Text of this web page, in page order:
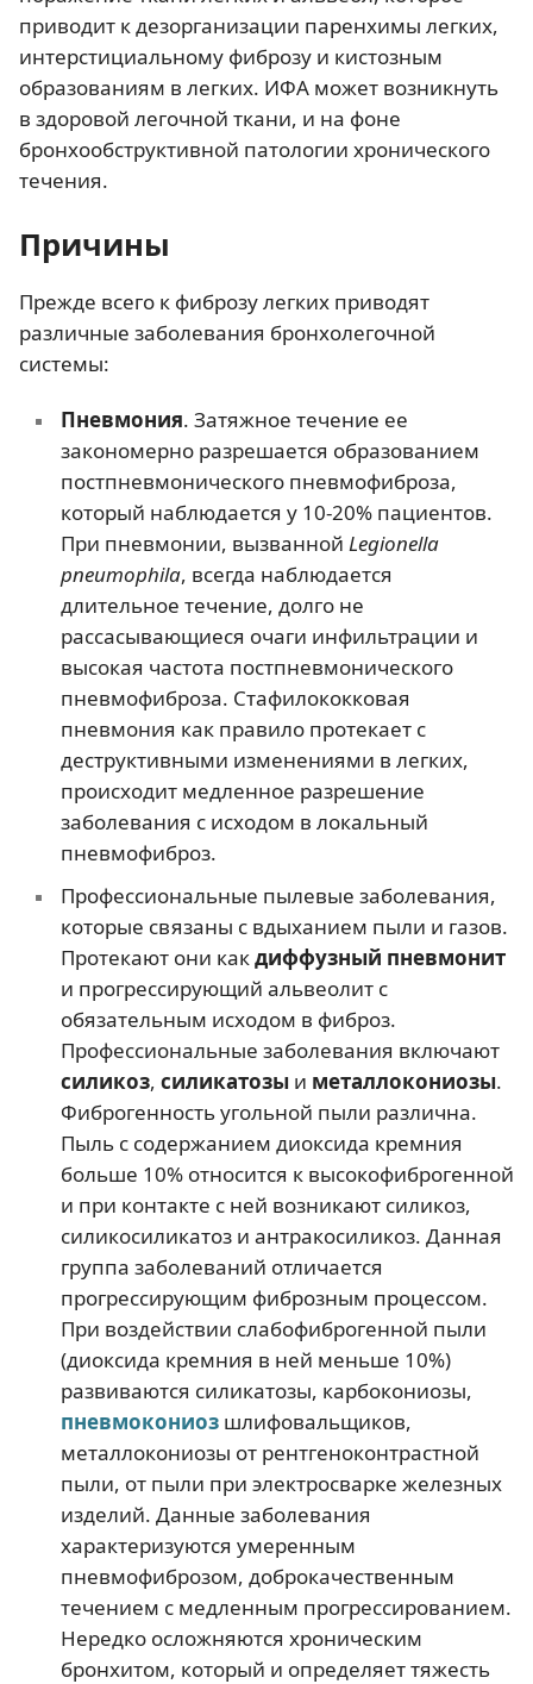
приводит к дезорганизации паренхимы легких,
интерстициальному фиброзу и кистозным
образованиям в легких. ИФА может возникнуть
в здоровой легочной ткани, и на фоне
бронхообструктивной патологии хронического
течения.
Причины
Прежде всего к фиброзу легких приводят
различные заболевания бронхолегочной
системы:
Пневмония. Затяжное течение ее
закономерно разрешается образованием
постпневмонического пневмофиброза,
который наблюдается у 10-20% пациентов.
При пневмонии, вызванной Legionella
pneumophila, всегда наблюдается
длительное течение, долго не
рассасывающиеся очаги инфильтрации и
высокая частота постпневмонического
пневмофиброза. Стафилококковая
пневмония как правило протекает с
деструктивными изменениями в легких,
происходит медленное разрешение
заболевания с исходом в локальный
пневмофиброз.
Профессиональные пылевые заболевания,
которые связаны с вдыханием пыли и газов.
Протекают они какдиффузный пневмонит
и прогрессирующий альвеолит с
обязательным исходом в фиброз.
Профессиональные заболевания включают
силикоз, силикатозыи металлокониозы.
Фиброгенность угольной пыли различна.
Пыль с содержанием диоксида кремния
больше 10% относится к высокофиброгенной
и при контакте с ней возникают силикоз,
силикосиликатоз и антракосиликоз. Данная
группа заболеваний отличается
прогрессирующим фиброзным процессом.
При воздействии слабофиброгенной пыли
(диоксида кремния в ней меньше 10%)
развиваются силикатозы, карбокониозы,
пневмокониозшлифовальщиков,
металлокониозы от рентгеноконтрастной
пыли, от пыли при электросварке железных
изделий. Данные заболевания
характеризуются умеренным
пневмофиброзом, доброкачественным
течением с медленным прогрессированием.
Нередко осложняются хроническим
бронхитом, который и определяет тяжесть